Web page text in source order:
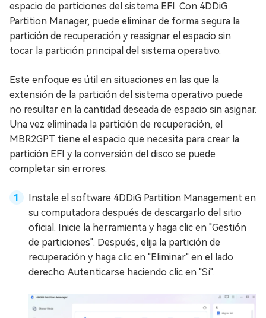
espacio de particiones del sistema EFI. Con 4DDiG
Partition Manager, puede eliminar de forma segura la
partición de recuperación y reasignar el espacio sin
tocar la partición principal del sistema operativo.
Este enfoque es útil en situaciones en las que la
extensión de la partición del sistema operativo puede
no resultar en la cantidad deseada de espacio sin asignar.
Una vez eliminada la partición de recuperación, el
MBR2GPT tiene el espacio que necesita para crear la
partición EFI y la conversión del disco se puede
completar sin errores.
Instale el software 4DDiG Partition Management en
su computadora después de descargarlo del sitio
oficial. Inicie la herramienta y haga clic en "Gestión
de particiones". Después, elija la partición de
recuperación y haga clic en "Eliminar" en el lado
derecho. Autenticarse haciendo clic en "Sí".